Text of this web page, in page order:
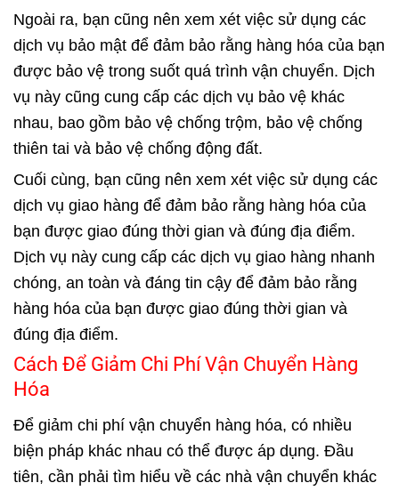
Ngoài ra, bạn cũng nên xem xét việc sử dụng các
dịch vụ bảo mật để đảm bảo rằng hàng hóa của bạn
được bảo vệ trong suốt quá trình vận chuyển. Dịch
vụ này cũng cung cấp các dịch vụ bảo vệ khác
nhau, bao gồm bảo vệ chống trộm, bảo vệ chống
thiên tai và bảo vệ chống động đất.
Cuối cùng, bạn cũng nên xem xét việc sử dụng các
dịch vụ giao hàng để đảm bảo rằng hàng hóa của
bạn được giao đúng thời gian và đúng địa điểm.
Dịch vụ này cung cấp các dịch vụ giao hàng nhanh
chóng, an toàn và đáng tin cậy để đảm bảo rằng
hàng hóa của bạn được giao đúng thời gian và
đúng địa điểm.
Cách Để Giảm Chi Phí Vận Chuyển Hàng
Hóa
Để giảm chi phí vận chuyển hàng hóa, có nhiều
biện pháp khác nhau có thể được áp dụng. Đầu
tiên, cần phải tìm hiểu về các nhà vận chuyển khác